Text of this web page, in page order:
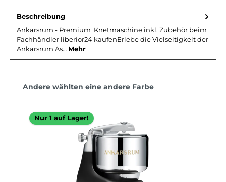
Beschreibung
Ankarsrum - Premium Knetmaschine inkl. Zubehör beim
Fachhändler liberior24 kaufenErlebe die Vielseitigkeit der
Ankarsrum As… Mehr
Produktgalerie überspringen
Andere wählten eine andere Farbe
Nur 1 auf Lager!